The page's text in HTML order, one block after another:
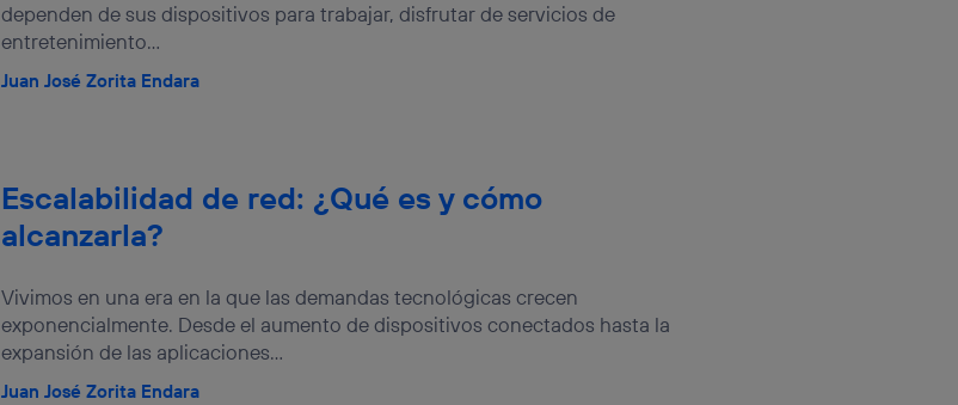
dependen de sus dispositivos para trabajar, disfrutar de servicios de
entretenimiento...
Juan José Zorita Endara
Escalabilidad de red: ¿Qué es y cómo
alcanzarla?
Vivimos en una era en la que las demandas tecnológicas crecen
exponencialmente. Desde el aumento de dispositivos conectados hasta la
expansión de las aplicaciones...
Juan José Zorita Endara